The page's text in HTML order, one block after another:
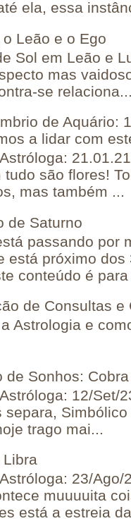
ela, essa
Leão e o Ego
Sol em Leão e
mas
se
de Aquário:
a lidar com
tudo são flores!
mas também ...
de Saturno
passando por
está próximo
conteúdo é
de Consultas e
Astrologia e
de Sonhos: Cobra
12/Set/
separa,
trago mai...
Libra
23/
muuuuita
está a estreia